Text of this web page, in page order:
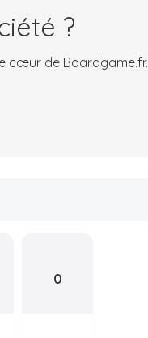
?
cœur de Boardgame.fr.
0